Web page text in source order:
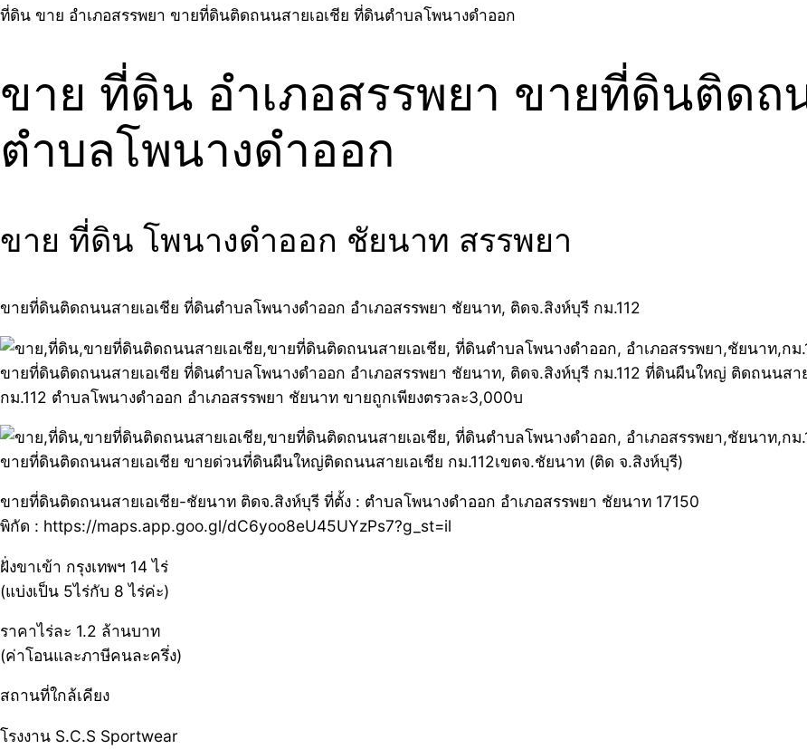
ที่ดิน ขาย อำเภอสรรพยา ขายที่ดินติดถนนสายเอเชีย ที่ดินตำบลโพนางดำออก
ขาย ที่ดิน อำเภอสรรพยา ขายที่ดินติดถ
ตำบลโพนางดำออก
ขาย ที่ดิน โพนางดำออก ชัยนาท สรรพยา
ขายที่ดินติดถนนสายเอเชีย ที่ดินตำบลโพนางดำออก อำเภอสรรพยา ชัยนาท, ติดจ.สิงห์บุรี กม.112
ขายที่ดินติดถนนสายเอเชีย ที่ดินตำบลโพนางดำออก อำเภอสรรพยา ชัยนาท, ติดจ.สิงห์บุรี กม.112 ที่ดินผืนใหญ่ ติดถนนส
กม.112 ตำบลโพนางดำออก อำเภอสรรพยา ชัยนาท ขายถูกเพียงตรวละ3,000บ
ขายที่ดินติดถนนสายเอเชีย ขายด่วนที่ดินผืนใหญ่ติดถนนสายเอเชีย กม.112เขตจ.ชัยนาท (ติด จ.สิงห์บุรี)
ขายที่ดินติดถนนสายเอเชีย-ชัยนาท ติดจ.สิงห์บุรี ที่ตั้ง : ตำบลโพนางดำออก อำเภอสรรพยา ชัยนาท 17150
พิกัด : https://maps.app.goo.gl/dC6yoo8eU45UYzPs7?g_st=il
ฝั่งขาเข้า กรุงเทพฯ 14 ไร่
(แบ่งเป็น 5ไร่กับ 8 ไร่ค่ะ)
ราคาไร่ละ 1.2 ล้านบาท
(ค่าโอนและภาษีคนละครึ่ง)
สถานที่ใกล้เคียง
โรงงาน S.C.S Sportwear